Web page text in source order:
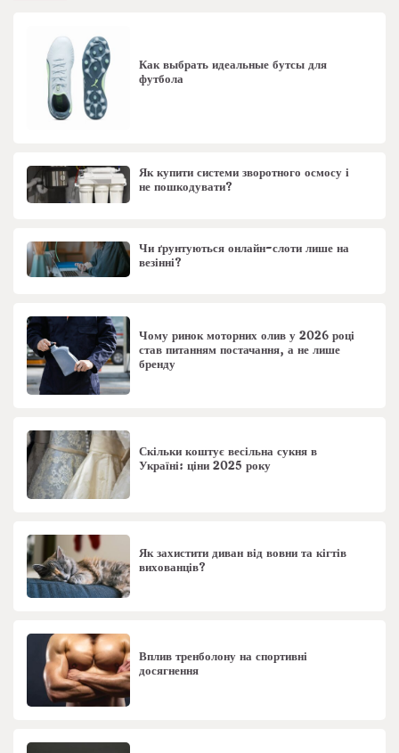
Как выбрать идеальные бутсы для
футбола
Як купити системи зворотного осмосу і
не пошкодувати?
Чи ґрунтуються онлайн-слоти лише на
везінні?
Чому ринок моторних олив у 2026 році
став питанням постачання, а не лише
бренду
Скільки коштує весільна сукня в
Україні: ціни 2025 року
Як захистити диван від вовни та кігтів
вихованців?
Вплив тренболону на спортивні
досягнення